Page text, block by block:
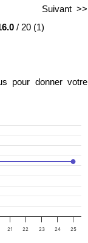
Suivant >>
/ 20(1)
pour donner votre
21 22 23 24 25